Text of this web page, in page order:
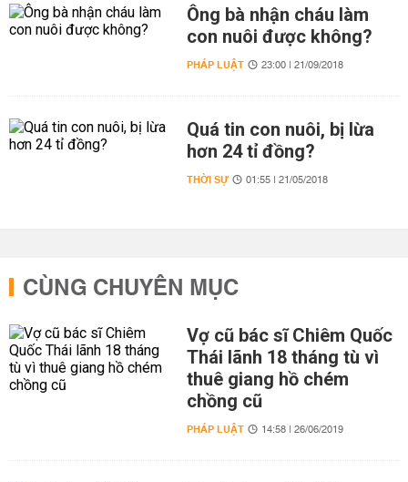
Ông bà nhận cháu làm
con nuôi được không?
PHÁP LUẬT 23:00 | 21/09/2018
Quá tin con nuôi, bị lừa
hơn 24 tỉ đồng?
THỜI SỰ 01:55 | 21/05/2018
CÙNG CHUYÊN MỤC
Vợ cũ bác sĩ Chiêm Quốc
Thái lãnh 18 tháng tù vì
thuê giang hồ chém
chồng cũ
PHÁP LUẬT 14:58 | 26/06/2019